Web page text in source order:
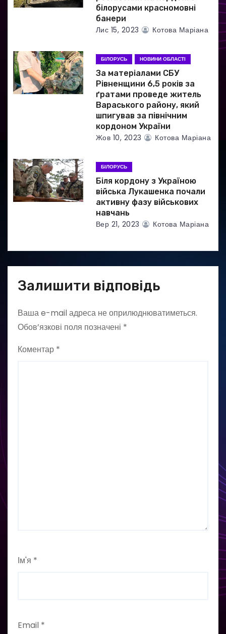
и
і
в
білорусами красномовні
банери
Лис 15, 2023 Котова Маріана
БІЛОРУСЬ НОВИНИ ОБЛАСТІ
За матеріалами СБУ
Рівненщини 6,5 років за
ґратами проведе житель
Вараського району, який
шпигував за північним
кордоном України
Жов 10, 2023 Котова Маріана
БІЛОРУСЬ
Біля кордону з Україною
війська Лукашенка почали
активну фазу військових
навчань
Вер 21, 2023 Котова Маріана
Залишити відповідь
Ваша e-mail адреса не оприлюднюватиметься.
Обов’язкові поля позначені *
Коментар *
Ім'я *
Email *